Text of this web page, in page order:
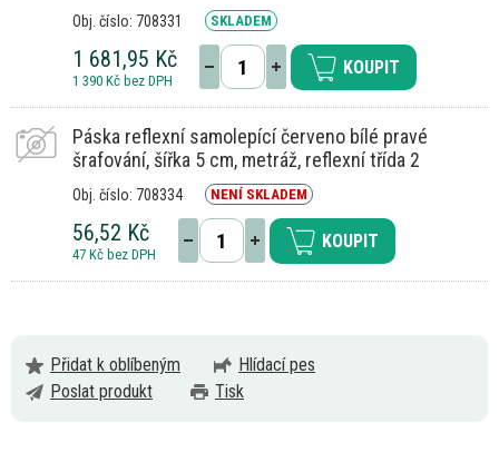
Obj. číslo: 708331 SKLADEM
1 681,95 Kč
1 390 Kč bez DPH
KOUPIT
Páska reflexní samolepící červeno bílé pravé
šrafování, šířka 5 cm, metráž, reflexní třída 2
Obj. číslo: 708334 NENÍ SKLADEM
56,52 Kč
47 Kč bez DPH
KOUPIT
Přidat k oblíbeným
Hlídací pes
Poslat produkt
Tisk